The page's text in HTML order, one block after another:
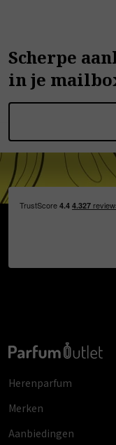
Scherpe
in je
Herenparfum
Merken
Aanbiedingen